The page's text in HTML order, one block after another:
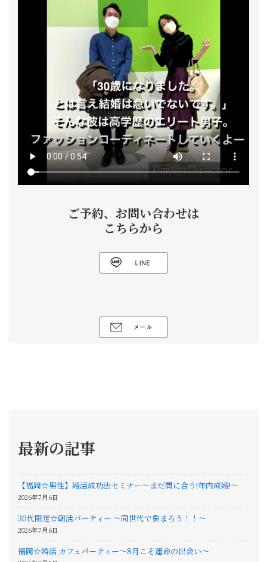
ご予約、お問い合わせは
こちらから
最新の記事
【福岡☆男性】婚活成功法セミナー〜まだ間に合う!年内成婚!〜
2026年7月6日
30代限定☆朝活パーティー 〜同世代で集まろう！！〜
2026年7月6日
福岡☆婚活 カフェパーティー〜8月こそ運命の出会い〜